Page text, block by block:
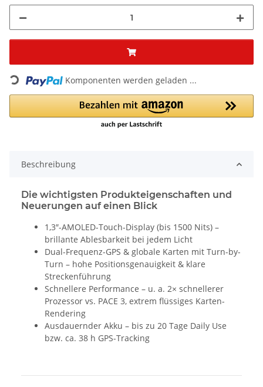
Loading... Komponenten werden geladen ...
Beschreibung
Die wichtigsten Produkteigenschaften und
Neuerungen auf einen Blick
1,3″-AMOLED-Touch-Display (bis 1500 Nits) –
brillante Ablesbarkeit bei jedem Licht
Dual-Frequenz-GPS & globale Karten mit Turn-by-
Turn – hohe Positionsgenauigkeit & klare
Streckenführung
Schnellere Performance – u. a. 2× schnellerer
Prozessor vs. PACE 3, extrem flüssiges Karten-
Rendering
Ausdauernder Akku – bis zu 20 Tage Daily Use
bzw. ca. 38 h GPS-Tracking